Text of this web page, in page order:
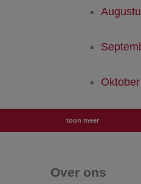
Oktober
toon meer
Over ons